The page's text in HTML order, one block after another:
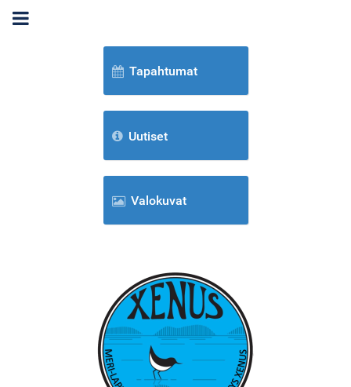
Tapahtumat
Uutiset
Valokuvat